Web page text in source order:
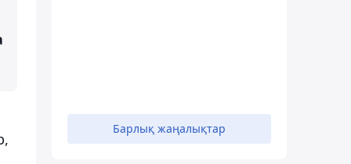
Барлық жаңалықтар